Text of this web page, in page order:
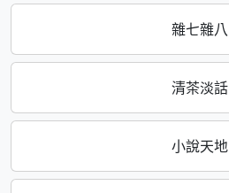
雜七雜八
清茶淡話
小說天地